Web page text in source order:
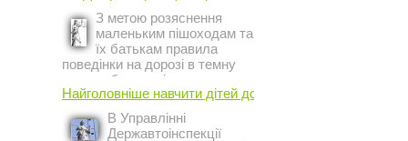
представитель МВФ на
Украине Жером Ваше.
З метою розяснення
маленьким пішоходам та
їх батькам правила
поведінки на дорозі в темну
пору доби, працівники сектору
профілактичної роботи відділу
ДАІ з обслуговування міста
Кривий Ріг провели ...
Найголовніше навчити дітей дотримуватися ...
В Управлінні
Державтоінспекції